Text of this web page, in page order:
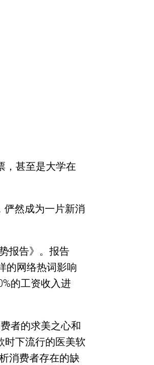
，甚至是大学在
俨然成为一片新消
报告》。报告
的网络热词影响
的工资收入进
者的求美之心和
时下流行的医美软
消费者存在的缺